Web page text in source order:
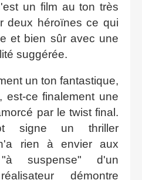
un film au ton très
deux héroïnes ce qui
et bien sûr avec une
suggérée.
un ton fantastique,
est-ce finalement une
par le twist final.
signe un thriller
rien à envier aux
suspense" d'un
démontre